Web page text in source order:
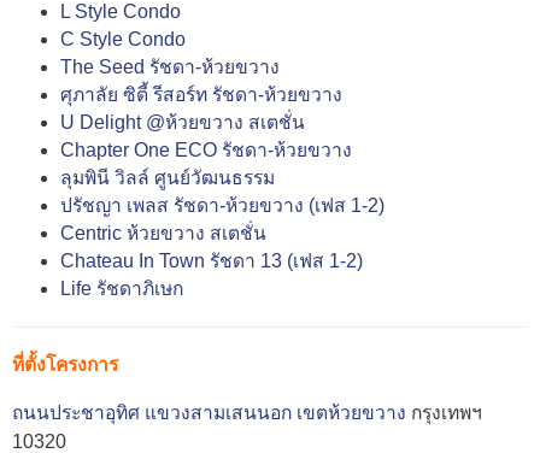
L Style Condo
C Style Condo
The Seed รัชดา-ห้วยขวาง
ศุภาลัย ซิตี้ รีสอร์ท รัชดา-ห้วยขวาง
U Delight @ห้วยขวาง สเตชั่น
Chapter One ECO รัชดา-ห้วยขวาง
ลุมพินี วิลล์ ศูนย์วัฒนธรรม
ปรัชญา เพลส รัชดา-ห้วยขวาง (เฟส 1-2)
Centric ห้วยขวาง สเตชั่น
Chateau In Town รัชดา 13 (เฟส 1-2)
Life รัชดาภิเษก
ที่ตั้งโครงการ
ถนนประชาอุทิศ แขวงสามเสนนอก เขตห้วยขวาง กรุงเทพฯ
10320